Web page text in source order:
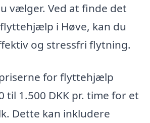
vælger. Ved at finde det
i Høve, kan du
og stressfri flytning.
for flyttehjælp
til 1.500 DKK pr. time for et
Dette kan inkludere